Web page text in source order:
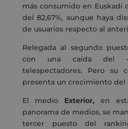
más consumido en Euskadi
del 82,67%, aunque haya
de usuarios respecto al
Relegada al segundo
con una caída del -
telespectadores. Pero su
presenta un crecimiento del
El medio Exterior, en
panorama de medios, se
tercer puesto del